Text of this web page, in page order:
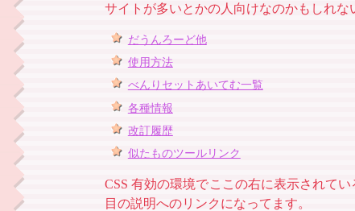
サイトが多いとかの人向けなのかもしれな
だうんろーど他
使用方法
べんりセットあいてむ一覧
各種情報
改訂履歴
似たものツールリンク
CSS 有効の環境でここの右に表示されて
目の説明へのリンクになってます。